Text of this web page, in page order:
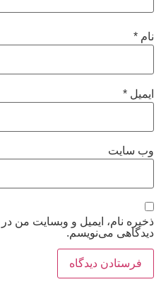
نام *
ایمیل *
وب‌ سایت
ذخیره نام، ایمیل و وبسایت من
دیدگاهی می‌نویسم.